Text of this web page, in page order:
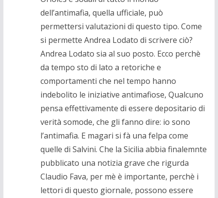
dell’antimafia, quella ufficiale, può
permettersi valutazioni di questo tipo. Come
si permette Andrea Lodato di scrivere ciò?
Andrea Lodato sia al suo posto. Ecco perchè
da tempo sto di lato a retoriche e
comportamenti che nel tempo hanno
indebolito le iniziative antimafiose, Qualcuno
pensa effettivamente di essere depositario di
verità somode, che gli fanno dire: io sono
l’antimafia. E magari si fà una felpa come
quelle di Salvini. Che la Sicilia abbia finalemnte
pubblicato una notizia grave che rigurda
Claudio Fava, per mè è importante, perchè i
lettori di questo giornale, possono essere